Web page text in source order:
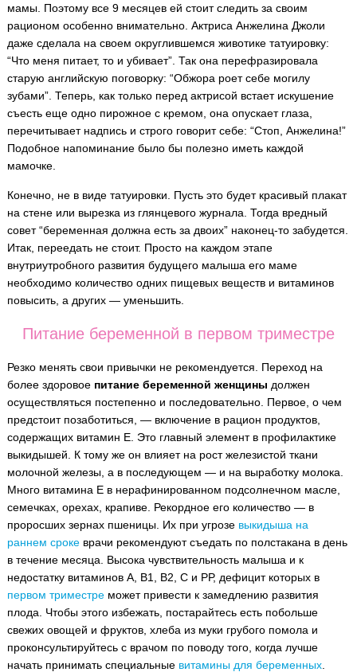
мамы. Поэтому все 9 месяцев ей стоит следить за своим
рационом особенно внимательно. Актриса Анжелина Джоли
даже сделала на своем округлившемся животике татуировку:
“Что меня питает, то и убивает”. Так она перефразировала
старую английскую поговорку: “Обжора роет себе могилу
зубами”. Теперь, как только перед актрисой встает искушение
съесть еще одно пирожное с кремом, она опускает глаза,
перечитывает надпись и строго говорит себе: “Стоп, Анжелина!”
Подобное напоминание было бы полезно иметь каждой
мамочке.
Конечно, не в виде татуировки. Пусть это будет красивый плакат
на стене или вырезка из глянцевого журнала. Тогда вредный
совет “беременная должна есть за двоих” наконец-то забудется.
Итак, переедать не стоит. Просто на каждом этапе
внутриутробного развития будущего малыша его маме
необходимо количество одних пищевых веществ и витаминов
повысить, а других — уменьшить.
Питание беременной в первом триместре
Резко менять свои привычки не рекомендуется. Переход на
более здоровое питание беременной женщины должен
осуществляться постепенно и последовательно. Первое, о чем
предстоит позаботиться, — включение в рацион продуктов,
содержащих витамин Е. Это главный элемент в профилактике
выкидышей. К тому же он влияет на рост железистой ткани
молочной железы, а в последующем — и на выработку молока.
Много витамина Е в нерафинированном подсолнечном масле,
семечках, орехах, крапиве. Рекордное его количество — в
проросших зернах пшеницы. Их при угрозе выкидыша на
раннем срокеврачи рекомендуют съедать по полстакана в день
в течение месяца. Высока чувствительность малыша и к
недостатку витаминов А, В1, В2, С и РР, дефицит которых в
первом триместреможет привести к замедлению развития
плода. Чтобы этого избежать, постарайтесь есть побольше
свежих овощей и фруктов, хлеба из муки грубого помола и
проконсультируйтесь с врачом по поводу того, когда лучше
начать принимать специальные витамины для беременных.